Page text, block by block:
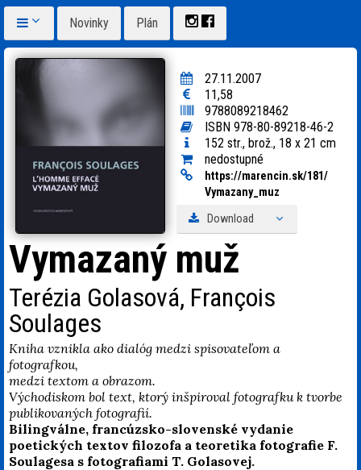
Novinky Plán
27.11.2007
11,58
9788089218462
ISBN 978-80-89218-46-2
152 str., brož., 18 x 21 cm
nedostupné
https://marencin.sk/181/
Vymazany_muz
Download
Vymazaný muž
Terézia Golasová, François
Soulages
Kniha vznikla ako dialóg medzi spisovateľom a
fotografkou,
medzi textom a obrazom.
Východiskom bol text, ktorý inšpiroval fotografku k tvorbe
publikovaných fotografií.
Bilingválne, francúzsko-slovenské vydanie
poetických textov filozofa a teoretika fotografie F.
Soulagesa s fotografiami T. Golasovej.